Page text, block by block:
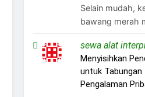
Selain mudah,
bawang merah
sewa alat
Menyisihkan
untuk Tabungan
Pengalaman